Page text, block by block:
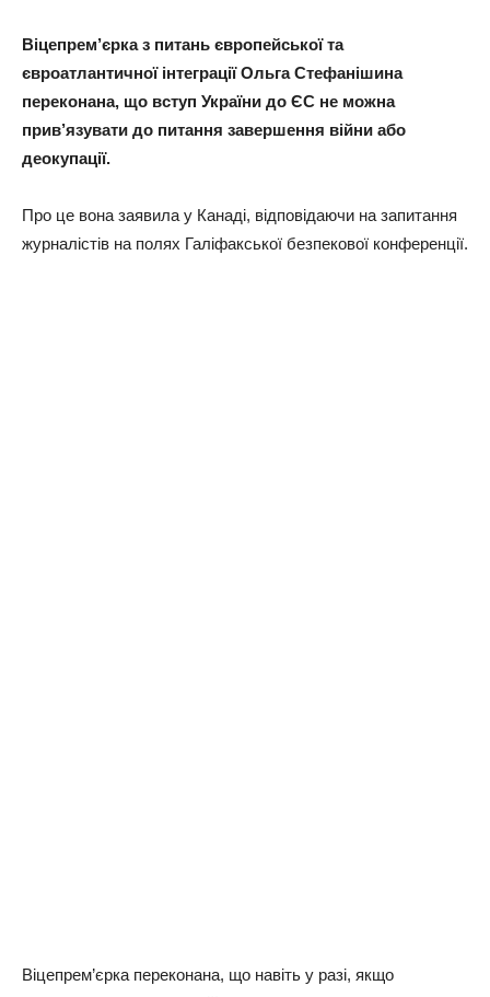
Віцепрем’єрка з питань європейської та
євроатлантичної інтеграції Ольга Стефанішина
переконана, що вступ України до ЄС не можна
прив’язувати до питання завершення війни або
деокупації.
Про це вона заявила у Канаді, відповідаючи на запитання
журналістів на полях Галіфакської безпекової конференції.
Віцепрем’єрка переконана, що навіть у разі, якщо